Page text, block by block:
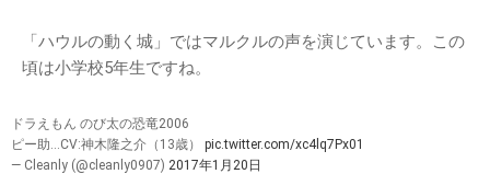
「ハウルの動く城」ではマルクルの声を演じています。この
頃は小学校5年生ですね。
ドラえもん のび太の恐竜2006
ピー助…CV:神木隆之介（13歳） pic.twitter.com/xc4lq7Px01
— Cleanly (@cleanly0907) 2017年1月20日